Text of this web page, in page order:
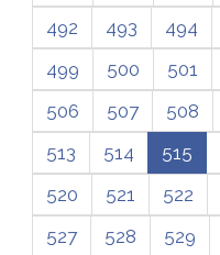
492 493 494
499
500 501
506
507 508
513
514 515
520
521 522
527
528 529